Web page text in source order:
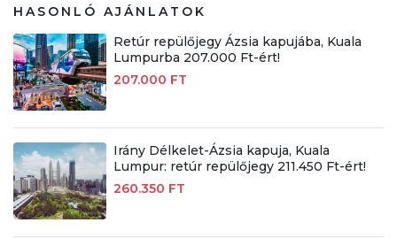
HASONLÓ AJÁNLATOK
Retúr repülőjegy Ázsia kapujába, Kuala
Lumpurba 207.000 Ft-ért!
207.000 FT
Irány Délkelet-Ázsia kapuja, Kuala
Lumpur: retúr repülőjegy 211.450 Ft-ért!
260.350 FT